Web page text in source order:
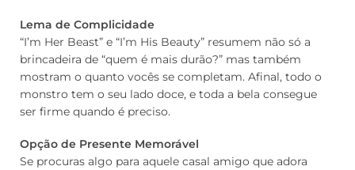
Lema de Complicidade
“I’m Her Beast” e “I’m His Beauty” resumem não só a
brincadeira de “quem é mais durão?” mas também
mostram o quanto vocês se completam. Afinal, todo o
monstro tem o seu lado doce, e toda a bela consegue
ser firme quando é preciso.
Opção de Presente Memorável
Se procuras algo para aquele casal amigo que adora